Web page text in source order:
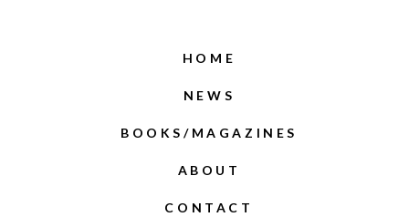
HOME
NEWS
BOOKS/MAGAZINES
ABOUT
CONTACT